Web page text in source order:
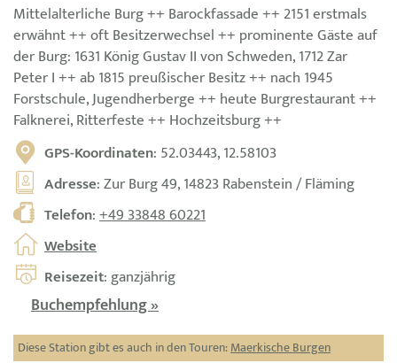
Mittelalterliche Burg ++ Barockfassade ++ 2151 erstmals
erwähnt ++ oft Besitzerwechsel ++ prominente Gäste auf
der Burg: 1631 König Gustav II von Schweden, 1712 Zar
Peter I ++ ab 1815 preußischer Besitz ++ nach 1945
Forstschule, Jugendherberge ++ heute Burgrestaurant ++
Falknerei, Ritterfeste ++ Hochzeitsburg ++
GPS-Koordinaten: 52.03443, 12.58103
Adresse: Zur Burg 49, 14823 Rabenstein / Fläming
Telefon:+49 33848 60221
Website
Reisezeit: ganzjährig
Buchempfehlung »
Diese Station gibt es auch in den Touren:Maerkische Burgen